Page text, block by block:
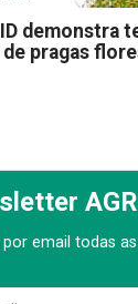
demonstra
pragas
por email todas